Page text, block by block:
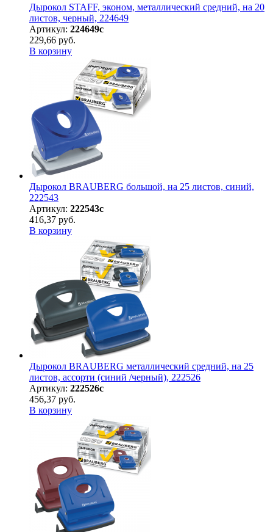
Дырокол STAFF, эконом, металлический средний, на 20
листов, черный, 224649
Артикул: 224649с
229,66 руб.
В корзину
Дырокол BRAUBERG большой, на 25 листов, синий,
222543
Артикул: 222543с
416,37 руб.
В корзину
Дырокол BRAUBERG металлический средний, на 25
листов, ассорти (синий /черный), 222526
Артикул: 222526с
456,37 руб.
В корзину